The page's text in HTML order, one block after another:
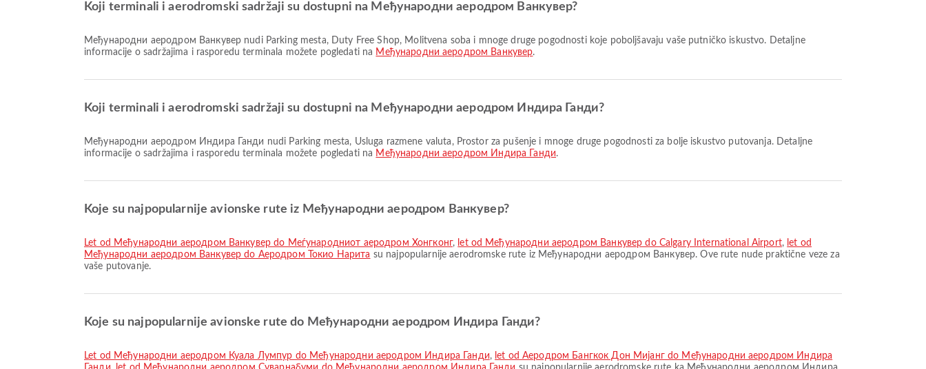
Koji terminali i aerodromski sadržaji su dostupni na Међународни аеродром Ванкувер?
Међународни аеродром Ванкувер nudi Parking mesta, Duty Free Shop, Molitvena soba i mnoge druge pogodnosti koje poboljšavaju vaše putničko iskustvo. Detaljne
informacije o sadržajima i rasporedu terminala možete pogledati na Међународни аеродром Ванкувер.
Koji terminali i aerodromski sadržaji su dostupni na Међународни аеродром Индира Ганди?
Међународни аеродром Индира Ганди nudi Parking mesta, Usluga razmene valuta, Prostor za pušenje i mnoge druge pogodnosti za bolje iskustvo putovanja. Detaljne
informacije o sadržajima i rasporedu terminala možete pogledati na Међународни аеродром Индира Ганди.
Koje su najpopularnije avionske rute iz Међународни аеродром Ванкувер?
let od Међународни аеродром Ванкувер do Меѓународниот аеродром Хонгконг, let od Међународни аеродром Ванкувер do Calgary International Airport, let od
Међународни аеродром Ванкувер do Аеродром Токио Нарита su najpopularnije aerodromske rute iz Међународни аеродром Ванкувер. Ove rute nude praktične veze za
vaše putovanje.
Koje su najpopularnije avionske rute do Међународни аеродром Индира Ганди?
let od Међународни аеродром Куала Лумпур do Међународни аеродром Индира Ганди, let od Аеродром Бангкок Дон Мијанг do Међународни аеродром Индира